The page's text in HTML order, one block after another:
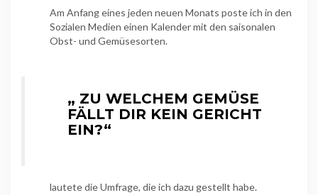
Am Anfang eines jeden neuen Monats poste ich in den
Sozialen Medien einen Kalender mit den saisonalen
Obst- und Gemüsesorten.
„ ZU WELCHEM GEMÜSE
FÄLLT DIR KEIN GERICHT
EIN?“
lautete die Umfrage, die ich dazu gestellt habe.